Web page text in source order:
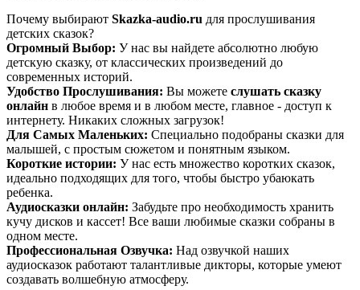
Почему выбирают Skazka-audio.ru для прослушивания
детских сказок?
Огромный Выбор: У нас вы найдете абсолютно любую
детскую сказку, от классических произведений до
современных историй.
Удобство Прослушивания: Вы можете слушать сказку
онлайн в любое время и в любом месте, главное - доступ к
интернету. Никаких сложных загрузок!
Для Самых Маленьких: Специально подобраны сказки для
малышей, с простым сюжетом и понятным языком.
Короткие истории: У нас есть множество коротких сказок,
идеально подходящих для того, чтобы быстро убаюкать
ребенка.
Аудиосказки онлайн: Забудьте про необходимость хранить
кучу дисков и кассет! Все ваши любимые сказки собраны в
одном месте.
Профессиональная Озвучка: Над озвучкой наших
аудиосказок работают талантливые дикторы, которые умеют
создавать волшебную атмосферу.